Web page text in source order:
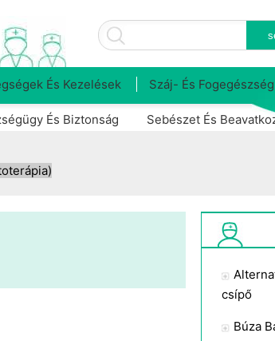
És Kezelések Száj- És Fogegészség
És Biztonság Sebészet És
csípő
Búza